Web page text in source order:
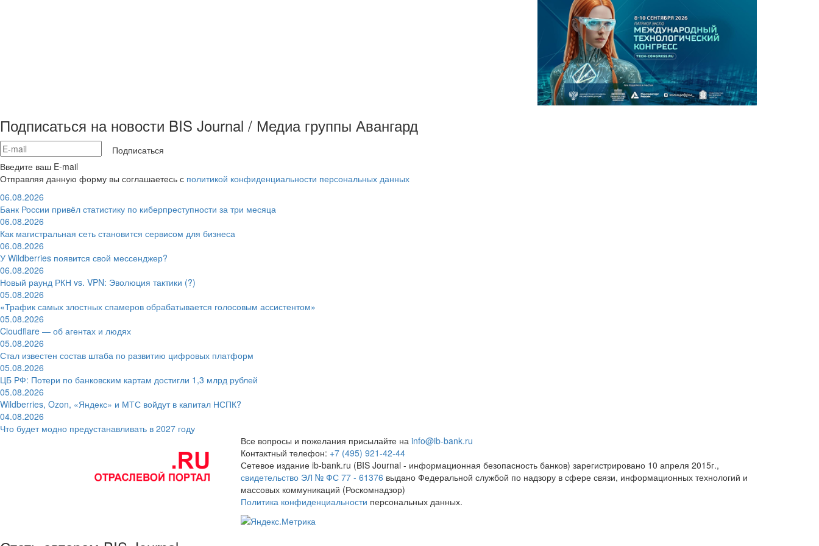
Подписаться на новости BIS Journal / Медиа группы Авангард
Подписаться
Введите ваш E-mail
Отправляя данную форму вы соглашаетесь с политикой конфиденциальности персональных данных
06.08.2026
Банк России привёл статистику по киберпреступности за три месяца
06.08.2026
Как магистральная сеть становится сервисом для бизнеса
06.08.2026
У Wildberries появится свой мессенджер?
06.08.2026
Новый раунд РКН vs. VPN: Эволюция тактики (?)
05.08.2026
«Трафик самых злостных спамеров обрабатывается голосовым ассистентом»
05.08.2026
Cloudflare — об агентах и людях
05.08.2026
Стал известен состав штаба по развитию цифровых платформ
05.08.2026
ЦБ РФ: Потери по банковским картам достигли 1,3 млрд рублей
05.08.2026
Wildberries, Ozon, «Яндекс» и МТС войдут в капитал НСПК?
04.08.2026
Что будет модно предустанавливать в 2027 году
Все вопросы и пожелания присылайте на info@ib-bank.ru
Контактный телефон: +7 (495) 921-42-44
Сетевое издание ib-bank.ru (BIS Journal - информационная безопасность банков) зарегистрировано 10 апреля 2015г.,
свидетельство ЭЛ № ФС 77 - 61376 выдано Федеральной службой по надзору в сфере связи, информационных технологий и
массовых коммуникаций (Роскомнадзор)
Политика конфиденциальности персональных данных.